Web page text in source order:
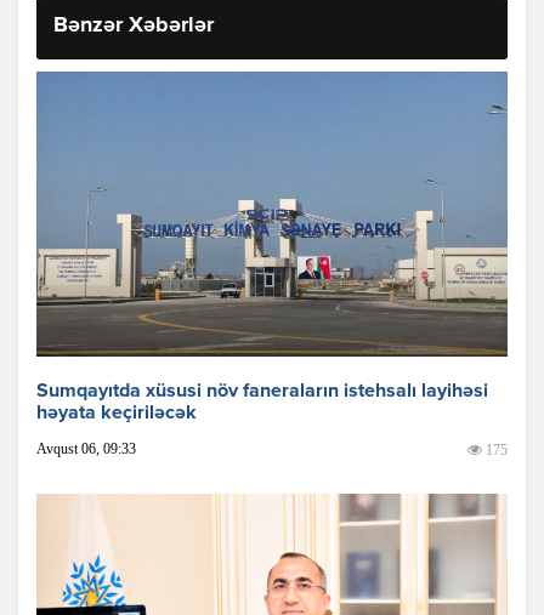
Bənzər Xəbərlər
Sumqayıtda xüsusi növ faneraların istehsalı layihəsi
həyata keçiriləcək
Avqust 06, 09:33 175